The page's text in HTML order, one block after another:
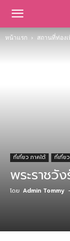
หน้าแรก สถานที่ท่อง
ที่เที่ยว ภาคใต้ ที่เที่ย
พระราชวั
โดย Admin Tommy -